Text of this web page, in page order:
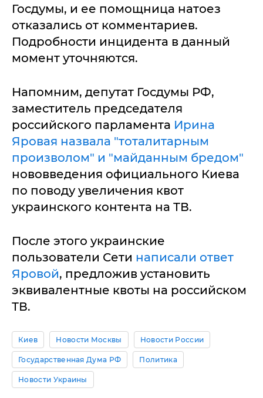
Госдумы, и ее помощница натоез
отказались от комментариев.
Подробности инцидента в данный
момент уточняются.
Напомним, депутат Госдумы РФ,
заместитель председателя
российского парламента Ирина
Яровая назвала "тоталитарным
произволом" и "майданным бредом"
нововведения официального Киева
по поводу увеличения квот
украинского контента на ТВ.
После этого украинские
пользователи Сети написали ответ
Яровой, предложив установить
эквивалентные квоты на российском
ТВ.
Киев Новости Москвы Новости России
Государственная Дума РФ Политика
Новости Украины